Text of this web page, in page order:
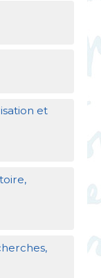
et